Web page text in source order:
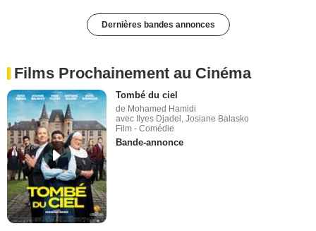
Dernières bandes annonces
Films Prochainement au Cinéma
Tombé du ciel
de Mohamed Hamidi
avec Ilyes Djadel, Josiane Balasko
Film - Comédie
Bande-annonce